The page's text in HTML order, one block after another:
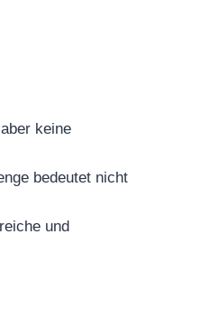
keine
bedeutet nicht
und